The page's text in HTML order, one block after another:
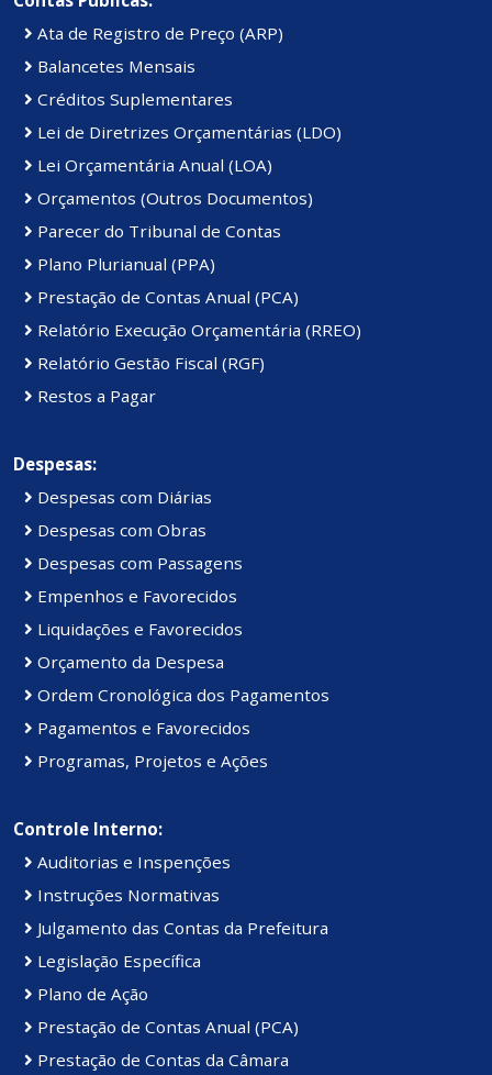
Ata de Registro de Preço (ARP)
Balancetes Mensais
Créditos Suplementares
Lei de Diretrizes Orçamentárias (LDO)
Lei Orçamentária Anual (LOA)
Orçamentos (Outros Documentos)
Parecer do Tribunal de Contas
Plano Plurianual (PPA)
Prestação de Contas Anual (PCA)
Relatório Execução Orçamentária (RREO)
Relatório Gestão Fiscal (RGF)
Restos a Pagar
Despesas:
Despesas com Diárias
Despesas com Obras
Despesas com Passagens
Empenhos e Favorecidos
Liquidações e Favorecidos
Orçamento da Despesa
Ordem Cronológica dos Pagamentos
Pagamentos e Favorecidos
Programas, Projetos e Ações
Controle Interno:
Auditorias e Inspenções
Instruções Normativas
Julgamento das Contas da Prefeitura
Legislação Específica
Plano de Ação
Prestação de Contas Anual (PCA)
Prestação de Contas da Câmara